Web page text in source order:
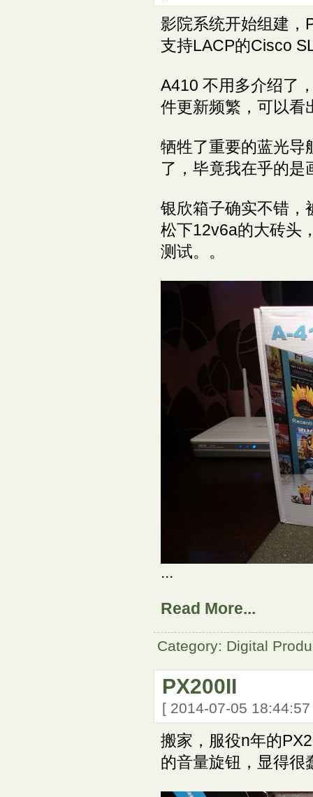
影院系统开始组建，
支持LACP的Cisco
A410 不用多介绍了
件更新频繁，可以看
牺牲了重要的蓝光导
了，毕竟我在乎的是
银欣箱子确实不错，
松下12v6a的大砖头
测试。。
...
Read More...
Category: Digital
PX200II
[ 2014-07-05
搬家，服役n年的
的音量旋钮，显得很